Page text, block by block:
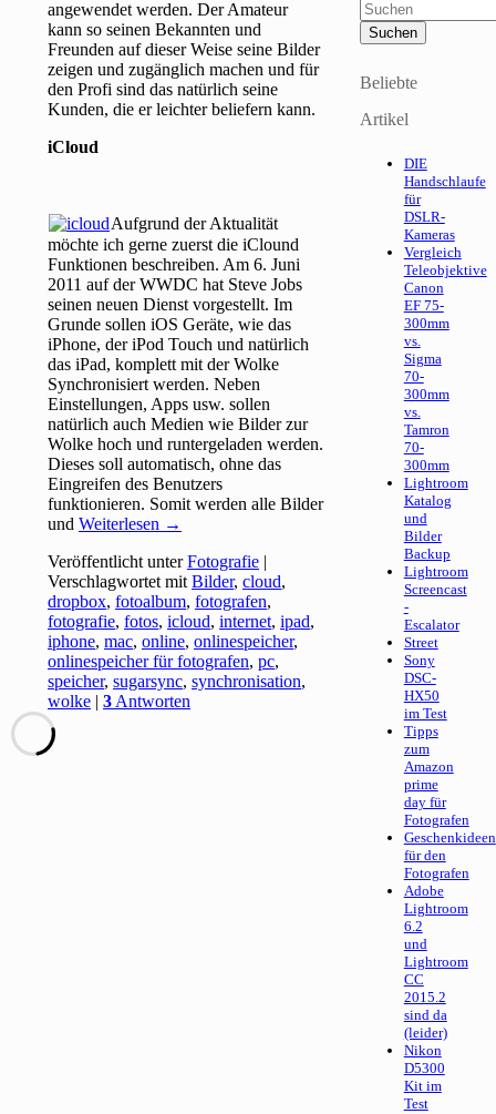
angewendet werden. Der Amateur
kann so seinen Bekannten und
Freunden auf dieser Weise seine Bilder
zeigen und zugänglich machen und für
den Profi sind das natürlich seine
Kunden, die er leichter beliefern kann.
iCloud
Aufgrund der Aktualität
möchte ich gerne zuerst die iClound
Funktionen beschreiben. Am 6. Juni
2011 auf der WWDC hat Steve Jobs
seinen neuen Dienst vorgestellt. Im
Grunde sollen iOS Geräte, wie das
iPhone, der iPod Touch und natürlich
das iPad, komplett mit der Wolke
Synchronisiert werden. Neben
Einstellungen, Apps usw. sollen
natürlich auch Medien wie Bilder zur
Wolke hoch und runtergeladen werden.
Dieses soll automatisch, ohne das
Eingreifen des Benutzers
funktionieren. Somit werden alle Bilder
undWeiterlesen →
Veröffentlicht unter Fotografie |
Verschlagwortet mit Bilder,cloud,
dropbox,fotoalbum,fotografen,
fotografie,fotos,icloud,internet,ipad,
iphone,mac,online,onlinespeicher,
onlinespeicher für fotografen,pc,
speicher,sugarsync,synchronisation,
wolke |3 Antworten
Beliebte
Artikel
DIE
Handschlaufe
für
DSLR-
Kameras
Vergleich
Teleobjektive
Canon
EF 75-
300mm
vs.
Sigma
70-
300mm
vs.
Tamron
70-
300mm
Lightroom
Katalog
und
Bilder
Backup
Lightroom
Screencast
-
Escalator
Street
Sony
DSC-
HX50
im Test
Tipps
zum
Amazon
prime
day für
Fotografen
Geschenkideen
für den
Fotografen
Adobe
Lightroom
6.2
und
Lightroom
CC
2015.2
sind da
(leider)
Nikon
D5300
Kit im
Test